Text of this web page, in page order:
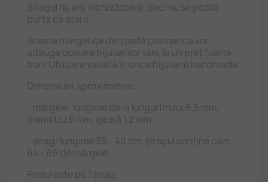
Șiragul nu are închizătoare, deci nu se poate
purta ca atare.
Aceste mărgeluțe din pastă polimerică vor
adăuga culoare bijuteriilor tale, la un preț foarte
bun! Utilizare variată în orice bijuterie handmade.
Dimensiuni aproximative:
- mărgele: lungime de-a lungul firului 6,5 mm,
diametru 6 mm, gaură 1,2 mm
- șirag: lungime 39 - 40 cm, șiragul conține cam
64 - 66 de mărgele.
Prețul este pe 1 șirag.